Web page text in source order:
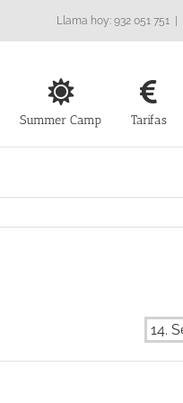
Llama hoy: 932 051 751 |
Summer Camp Tarifas